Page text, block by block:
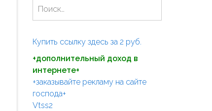
т
:
Купить ссылку здесь за 2 руб.
+дополнительный доход в
интернете+
+заказывайте рекламу на сайте
господа+
Vtss2